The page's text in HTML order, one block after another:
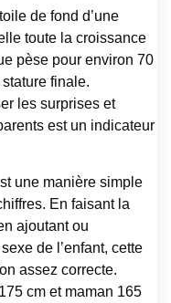
de fond d’une
toute la croissance
pèse pour environ 70
finale.
les surprises et
est un indicateur
une manière simple
En faisant la
ajoutant ou
de l’enfant, cette
assez correcte.
cm et maman 165